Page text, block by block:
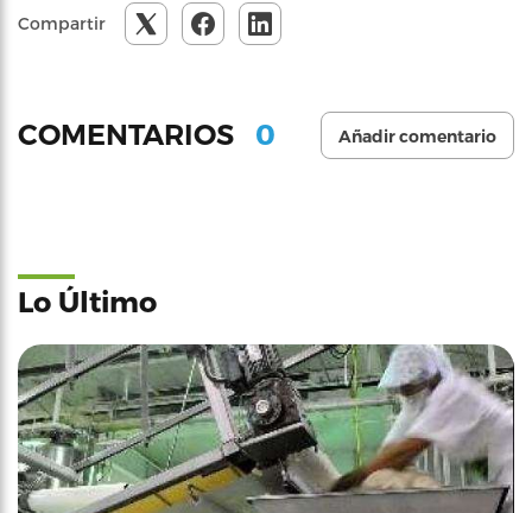
Compartir
COMENTARIOS 0 Añadir comentario
Lo Último